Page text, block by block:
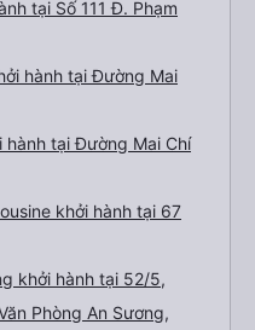
tại Số 111 Đ. Phạm
hành tại Đường Mai
hành tại Đường Mai Chí
khởi hành tại 67
khởi hành tại 52/5,
Phòng An Sương,